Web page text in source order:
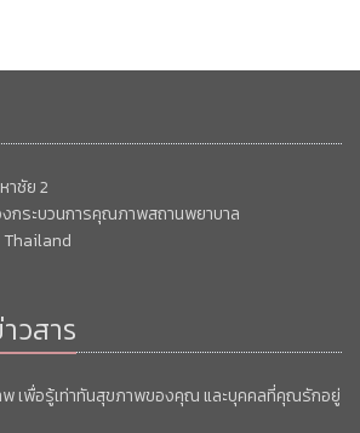
าชัย 2
กระบวนการคุณภาพสถานพยาบาล
Thailand
วสาร
เพื่อรู้เท่าทันสุขภาพของคุณ และบุคคลที่คุณรักอยู่